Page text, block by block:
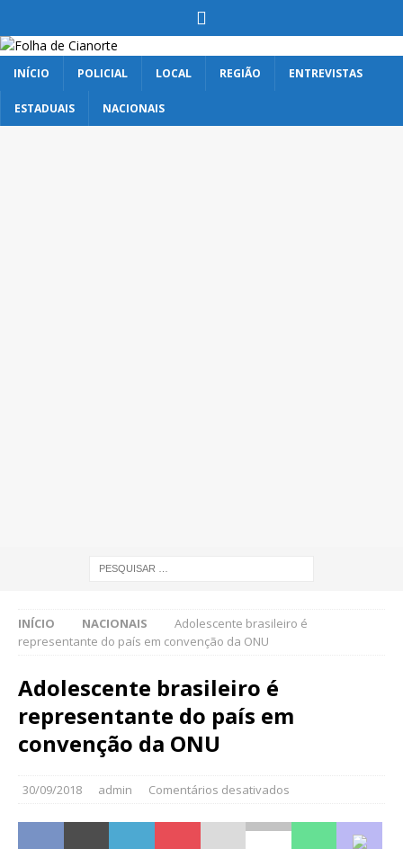
INÍCIO POLICIAL LOCAL REGIÃO ENTREVISTAS
ESTADUAIS NACIONAIS
INÍCIO NACIONAIS
Adolescente brasileiro é
representante do país em convenção da ONU
Adolescente brasileiro é
representante do país em
convenção da ONU
30/09/2018 admin Comentários desativados